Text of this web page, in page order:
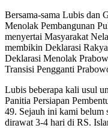
Bersama-sama Lubis dan
Menolak Pembangunan
menyertai Masyarakat
membikin Deklarasi
Deklarasi Menolak
Transisi Pengganti
Lubis beberapa kali usul
Panitia Persiapan
49. Sejauh ini kami belum
dirawat 3-4 hari di RS.